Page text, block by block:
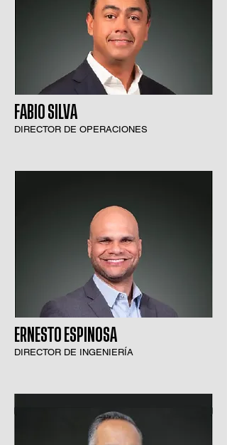
FABIO SILVA
DIRECTOR DE OPERACIONES
ERNESTO ESPINOSA
DIRECTOR DE INGENIERÍA